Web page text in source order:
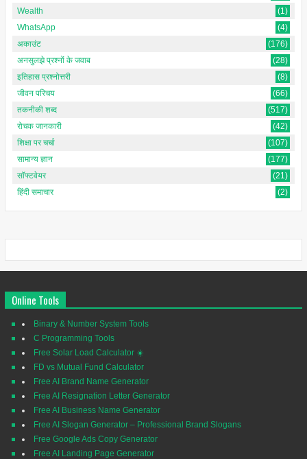
Wealth
(1)
WhatsApp
(4)
अकाउंट
(176)
अनसुलझे प्रश्नों के जवाब
(28)
इतिहास प्रश्नोत्तरी
(8)
जीवन परिचय
(66)
तकनीकी शब्द
(517)
रोचक जानकारी
(42)
शिक्षा पर चर्चा
(107)
सामान्य ज्ञान
(177)
सॉफ्टवेयर
(21)
हिंदी समाचार
(2)
Online Tools
Binary & Number System Tools
C Programming Tools
Free Solar Load Calculator ☀️
FD vs Mutual Fund Calculator
Free AI Brand Name Generator
Free AI Resignation Letter Generator
Free AI Business Name Generator
Free AI Slogan Generator – Professional Brand Slogans
Free Google Ads Copy Generator
Free AI Landing Page Generator